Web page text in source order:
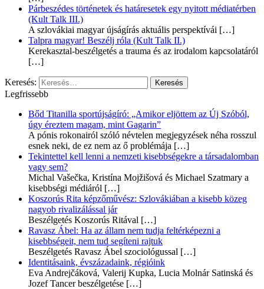
Párbeszédes történetek és határesetek egy nyitott médiatérben
(Kult Talk III.)
A szlovákiai magyar újságírás aktuális perspektívái […]
Talpra magyar! Beszélj róla (Kult Talk II.)
Kerekasztal-beszélgetés a trauma és az irodalom kapcsolatáról
[…]
Keresés:
Legfrissebb
Bőd Titanilla sportújságíró: „Amikor eljöttem az Új Szóból,
úgy éreztem magam, mint Gagarin”
A pónis rokonairól szóló névtelen megjegyzések néha rosszul
esnek neki, de ez nem az ő problémája […]
Tekintettel kell lenni a nemzeti kisebbségekre a társadalomban
vagy sem?
Michal Vašečka, Kristína Mojžišová és Michael Szatmary a
kisebbségi médiáról […]
Koszorús Rita képzőművész: Szlovákiában a kisebb közeg
nagyob rivalizálással jár
Beszélgetés Koszorús Ritával […]
Ravasz Ábel: Ha az állam nem tudja feltérképezni a
kisebbségeit, nem tud segíteni rajtuk
Beszélgetés Ravasz Ábel szociológussal […]
Identitásaink, évszázadaink, régióink
Eva Andrejčáková, Valerij Kupka, Lucia Molnár Satinská és
Jozef Tancer beszélgetése […]